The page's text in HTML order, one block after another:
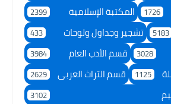
1726 المكتبة الإسلامية 2399
5183 تشجير وجداول ولوحات 433
3028 قسم الأدب العام 3984
1125 قسم التراث العربى 2629
3102